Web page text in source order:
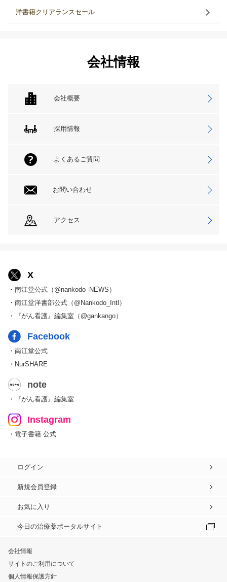
洋書籍クリアランスセール
会社情報
会社概要
採用情報
よくあるご質問
お問い合わせ
アクセス
X
・南江堂公式（@nankodo_NEWS）
・南江堂洋書部公式（@Nankodo_Intl）
・『がん看護』編集室（@gankango）
Facebook
・南江堂公式
・NurSHARE
note
・『がん看護』編集室
Instagram
・電子書籍 公式
ログイン
新規会員登録
お気に入り
今日の治療薬ポータルサイト
会社情報
サイトのご利用について
個人情報保護方針